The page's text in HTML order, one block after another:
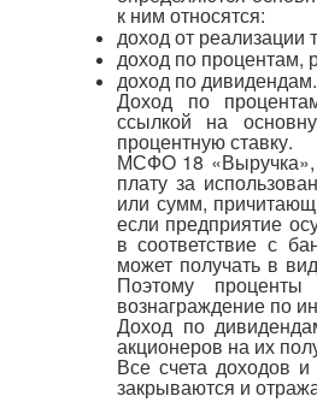
к ним относятся:
доход от реализации
доход по процентам,
доход по дивидендам.
Доход по
ссылкой на
процентную ставку.
МСФО 18 «Выручка»,
плату за
или сумм,
если предприятие
в соответствие с
может получать в
Поэтому
вознаграждение по
Доход по
акционеров на их
Все счета доходов
закрываются и